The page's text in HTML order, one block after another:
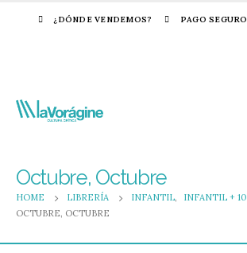
¿DÓNDE VENDEMOS? PAGO SEGURO
Octubre, Octubre
HOME LIBRERÍA INFANTIL,
INFANTIL + 10
OCTUBRE, OCTUBRE